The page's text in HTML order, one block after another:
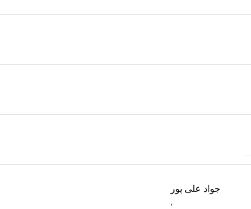
جواد علی پور
,